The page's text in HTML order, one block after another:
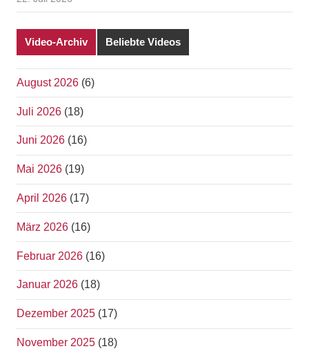
Video-Archiv Beliebte Videos
August 2026 (6)
Juli 2026 (18)
Juni 2026 (16)
Mai 2026 (19)
April 2026 (17)
März 2026 (16)
Februar 2026 (16)
Januar 2026 (18)
Dezember 2025 (17)
November 2025 (18)